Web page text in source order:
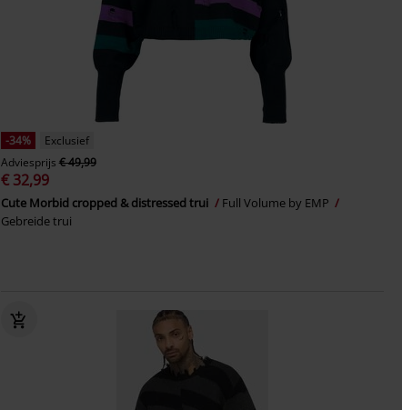
-34%
Exclusief
Adviesprijs € 49,99
€ 32,99
Cute Morbid cropped & distressed trui
Full Volume by EMP
Gebreide trui